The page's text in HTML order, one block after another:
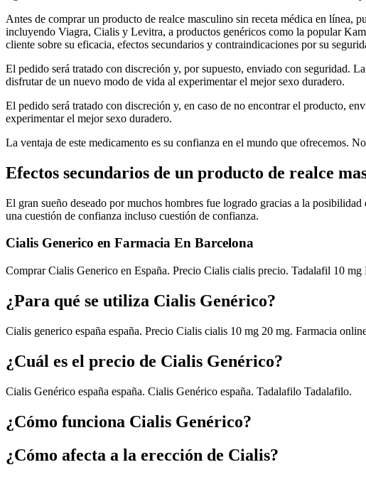
Antes de comprar un producto de realce masculino sin receta médica en línea,
incluyendo Viagra, Cialis y Levitra, a productos genéricos como la popular
cliente sobre su eficacia, efectos secundarios y contraindicaciones por su
El pedido será tratado con discreción y, por supuesto, enviado con seguridad.
disfrutar de un nuevo modo de vida al experimentar el mejor sexo duradero.
El pedido será tratado con discreción y, en caso de no encontrar el producto,
experimentar el mejor sexo duradero.
La ventaja de este medicamento es su confianza en el mundo que ofrecemos.
Efectos secundarios de un producto de realce
El gran sueño deseado por muchos hombres fue logrado gracias a la
una cuestión de confianza incluso cuestión de confianza.
Cialis Generico en Farmacia En Barcelona
Comprar Cialis Generico en España. Precio Cialis cialis precio. Tadalafil 10
¿Para qué se utiliza Cialis Genérico?
Cialis generico españa españa. Precio Cialis cialis 10 mg 20 mg. Farmacia
¿Cuál es el precio de Cialis Genérico?
Cialis Genérico españa españa. Cialis Genérico españa. Tadalafilo Tadalafilo.
¿Cómo funciona Cialis Genérico?
¿Cómo afecta a la erección de Cialis?